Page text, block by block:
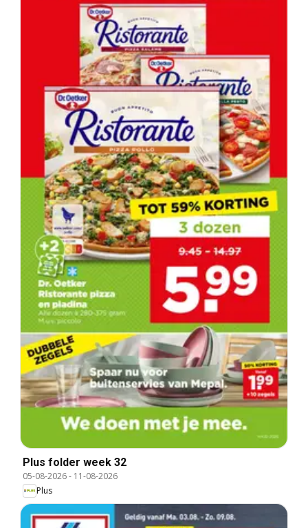
Plus folder week 32
05-08-2026- 11-08-2026
Plus